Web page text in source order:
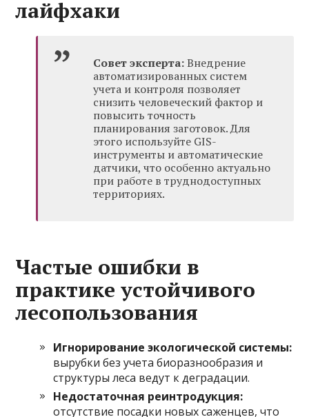
лайфхаки
Совет эксперта:Внедрение
автоматизированных систем
учета и контроля позволяет
снизить человеческий фактор и
повысить точность
планирования заготовок. Для
этого используйте GIS-
инструменты и автоматические
датчики, что особенно актуально
при работе в труднодоступных
территориях.
Частые ошибки в
практике устойчивого
лесопользования
Игнорирование экологической системы:
вырубки без учета биоразнообразия и
структуры леса ведут к деградации.
Недостаточная реинтродукция:
отсутствие посадки новых саженцев, что